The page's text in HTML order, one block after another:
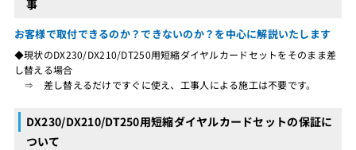
事
お客様で取付できるのか？できないのか？を中心に解説いたします
◆現状のDX230/DX210/DT250用短縮ダイヤルカードセットをそのまま差
し替える場合
⇒ 差し替えるだけですぐに使え、工事人による施工は不要です。
DX230/DX210/DT250用短縮ダイヤルカードセットの保証に
ついて